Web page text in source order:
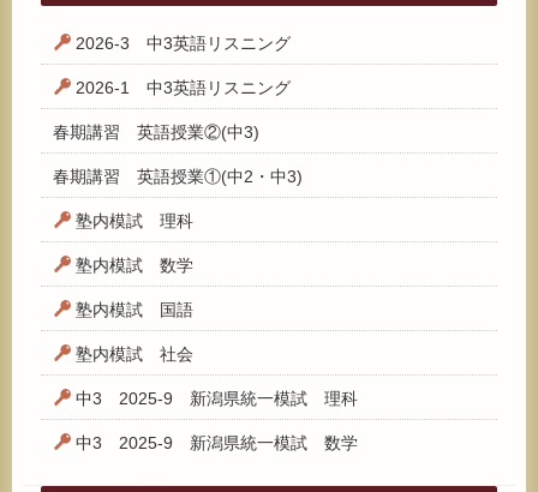
2026-3 中3英語リスニング
2026-1 中3英語リスニング
春期講習 英語授業②(中3)
春期講習 英語授業①(中2・中3)
塾内模試 理科
塾内模試 数学
塾内模試 国語
塾内模試 社会
中3 2025-9 新潟県統一模試 理科
中3 2025-9 新潟県統一模試 数学